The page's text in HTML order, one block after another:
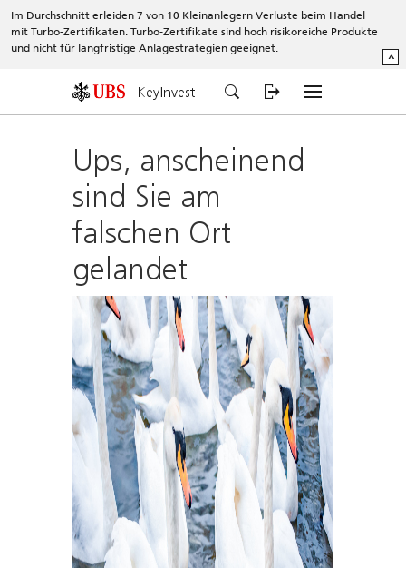
Im Durchschnitt erleiden 7 von 10 Kleinanlegern Verluste beim Handel
mit Turbo-Zertifikaten. Turbo-Zertifikate sind hoch risikoreiche Produkte
und nicht für langfristige Anlagestrategien geeignet.
^
KeyInvest
Ups, anscheinend
sind Sie am
falschen Ort
gelandet